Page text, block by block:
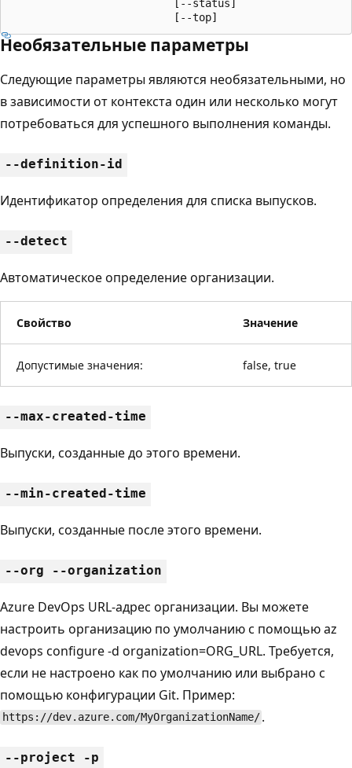
                          [--status]
                          [--top]
Необязательные параметры
Следующие параметры являются необязательными, но
в зависимости от контекста один или несколько могут
потребоваться для успешного выполнения команды.
--definition-id
Идентификатор определения для списка выпусков.
--detect
Автоматическое определение организации.
Свойство Значение
Допустимые значения: false, true
--max-created-time
Выпуски, созданные до этого времени.
--min-created-time
Выпуски, созданные после этого времени.
--org --organization
Azure DevOps URL-адрес организации. Вы можете
настроить организацию по умолчанию с помощью az
devops configure -d organization=ORG_URL. Требуется,
если не настроено как по умолчанию или выбрано с
помощью конфигурации Git. Пример:
https://dev.azure.com/MyOrganizationName/ .
--project -p